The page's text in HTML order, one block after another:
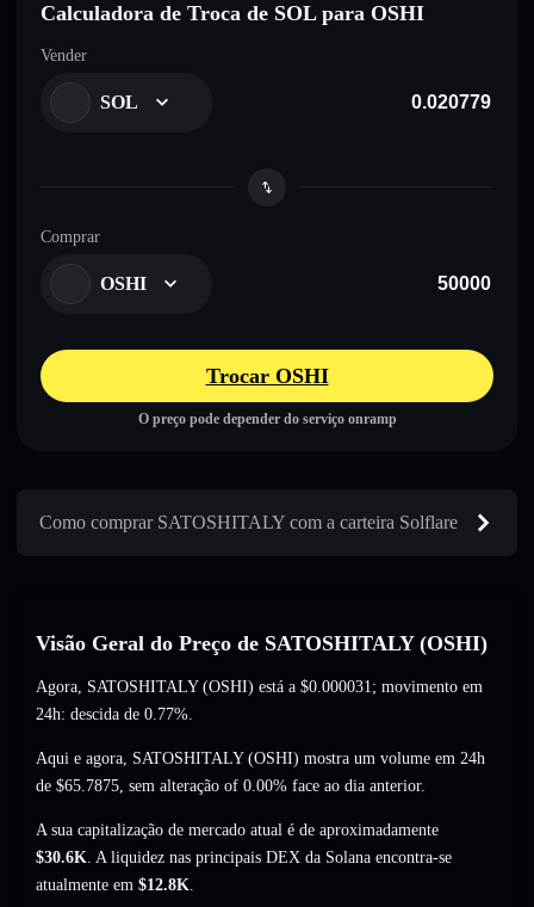
Calculadora de Troca de SOL para OSHI
Vender
SOL
Comprar
OSHI
Trocar OSHI
O preço pode depender do serviço onramp
Como comprar SATOSHITALY com a carteira Solflare
Visão Geral do Preço de SATOSHITALY (OSHI)
Agora, SATOSHITALY (OSHI) está a $0.000031; movimento em
24h: descida de 0.77%.
Aqui e agora, SATOSHITALY (OSHI) mostra um volume em 24h
de $65.7875, sem alteração of 0.00% face ao dia anterior.
A sua capitalização de mercado atual é de aproximadamente
$30.6K. A liquidez nas principais DEX da Solana encontra-se
atualmente em $12.8K.